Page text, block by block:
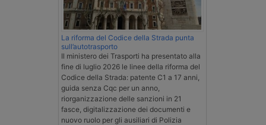
La riforma del Codice della Strada punta
sull’autotrasporto
Il ministero dei Trasporti ha presentato alla
fine di luglio 2026 le linee della riforma del
Codice della Strada: patente C1 a 17 anni,
guida senza Cqc per un anno,
riorganizzazione delle sanzioni in 21
fasce, digitalizzazione dei documenti e
nuovo ruolo per gli ausiliari di Polizia